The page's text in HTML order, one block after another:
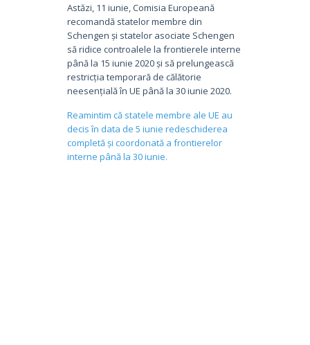
Astăzi, 11 iunie, Comisia Europeană
recomandă statelor membre din
Schengen și statelor asociate Schengen
să ridice controalele la frontierele interne
până la 15 iunie 2020 și să prelungească
restricția temporară de călătorie
neesențială în UE până la 30 iunie 2020.
Reamintim că statele membre ale UE au
decis în data de 5 iunie redeschiderea
completă și coordonată a frontierelor
interne până la 30 iunie.